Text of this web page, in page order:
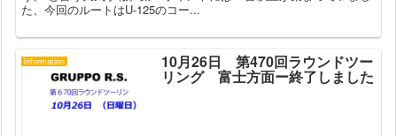
た、今回のルートはU-125のコー...
information 10月26日 第470回ラウンドツー
リング 富士方面ー終了しました